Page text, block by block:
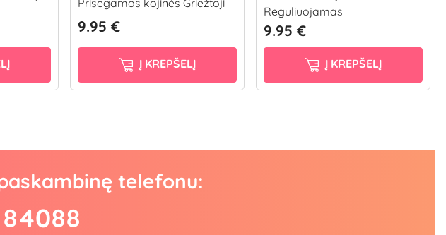
Prisegamos kojinės Griežtoji
9.95 €
Į KREPŠELĮ
Reguliuojamas
9.95 €
Į KREPŠELĮ
telefonu: